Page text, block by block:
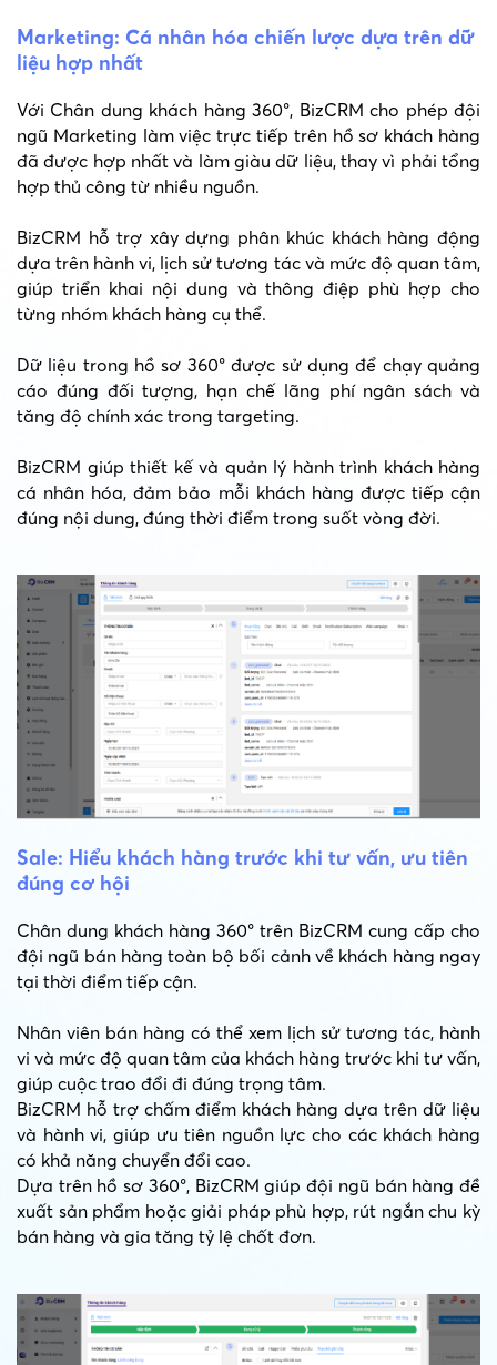
Marketing: Cá nhân hóa chiến lược dựa trên dữ
liệu hợp nhất
Với Chân dung khách hàng 360°, BizCRM cho phép đội
ngũ Marketing làm việc trực tiếp trên hồ sơ khách hàng
đã được hợp nhất và làm giàu dữ liệu, thay vì phải tổng
hợp thủ công từ nhiều nguồn.
BizCRM hỗ trợ xây dựng phân khúc khách hàng động
dựa trên hành vi, lịch sử tương tác và mức độ quan tâm,
giúp triển khai nội dung và thông điệp phù hợp cho
từng nhóm khách hàng cụ thể.
Dữ liệu trong hồ sơ 360° được sử dụng để chạy quảng
cáo đúng đối tượng, hạn chế lãng phí ngân sách và
tăng độ chính xác trong targeting.
BizCRM giúp thiết kế và quản lý hành trình khách hàng
cá nhân hóa, đảm bảo mỗi khách hàng được tiếp cận
đúng nội dung, đúng thời điểm trong suốt vòng đời.
Sale: Hiểu khách hàng trước khi tư vấn, ưu tiên
đúng cơ hội
Chân dung khách hàng 360° trên BizCRM cung cấp cho
đội ngũ bán hàng toàn bộ bối cảnh về khách hàng ngay
tại thời điểm tiếp cận.
Nhân viên bán hàng có thể xem lịch sử tương tác, hành
vi và mức độ quan tâm của khách hàng trước khi tư vấn,
giúp cuộc trao đổi đi đúng trọng tâm.
BizCRM hỗ trợ chấm điểm khách hàng dựa trên dữ liệu
và hành vi, giúp ưu tiên nguồn lực cho các khách hàng
có khả năng chuyển đổi cao.
Dựa trên hồ sơ 360°, BizCRM giúp đội ngũ bán hàng đề
xuất sản phẩm hoặc giải pháp phù hợp, rút ngắn chu kỳ
bán hàng và gia tăng tỷ lệ chốt đơn.